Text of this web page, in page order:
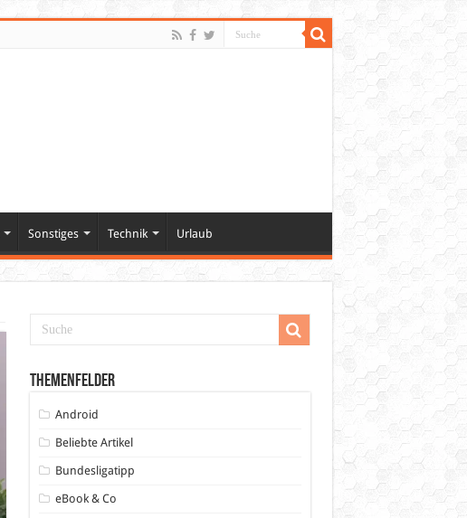
Sonstiges Technik Urlaub
Themenfelder
Android
Beliebte Artikel
Bundesligatipp
eBook & Co